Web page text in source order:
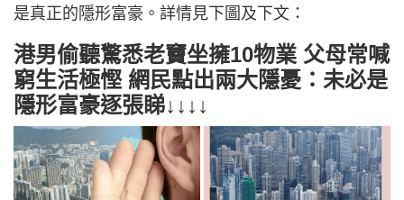
是真正的隱形富豪。詳情見下圖及下文：
港男偷聽驚悉老竇坐擁10物業 父母常喊
窮生活極慳 網民點出兩大隱憂：未必是
隱形富豪逐張睇↓↓↓↓